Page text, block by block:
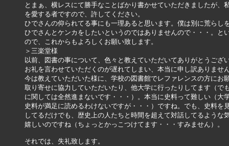
とまぁ、横レスにて勝手なことばかり書かせていただきましたが、
を愛する者ですので、許してください。
ひでさんの仰られてる事にも一理あると思います。僕は別に荒らし
ひでさんとケンカをしたいというのではありませんので・・・。と
ので、これからもよろしくお願い致します。
＞三楽堂様
以前、図書の事について、色々と教えていただいてありがとうござ
お礼を言わせていただくのが遅れてしまい、本当に申し訳ありませ
今は教えていただいた様に、学校の図書館でレファレンスの方にお
取り寄せに協力していただいたり、他大学に行ったりしてます（で
に関しては全然進まないです・・・）。本当に史料って難しい（大
史料が満足に読めるわけないですが・・・）ですね。でも、史料を
してるだけでも、歴史上の人たちと時間を超えて対話してるような
嬉しいのですね（ちょっとかっこつけてます・・・すみません）。
それでは、失礼致します。